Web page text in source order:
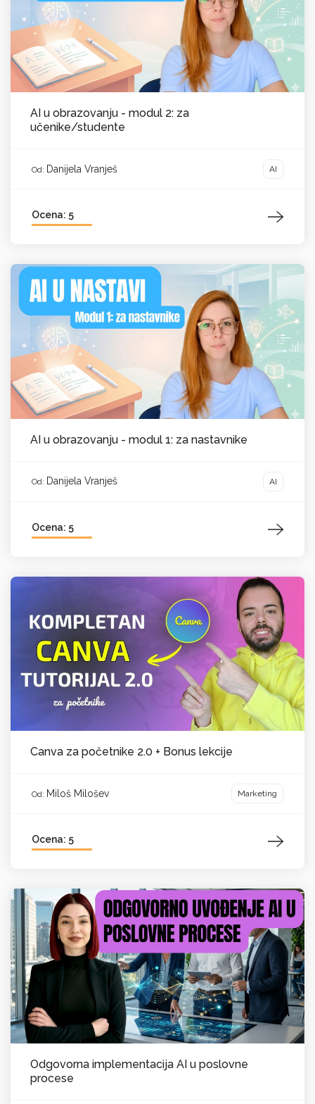
AI u obrazovanju - modul 2: za
učenike/studente
Od: Danijela Vranješ AI
Ocena: 5
AI u obrazovanju - modul 1: za nastavnike
Od: Danijela Vranješ AI
Ocena: 5
Canva za početnike 2.0 + Bonus lekcije
Od: Miloš Milošev Marketing
Ocena: 5
Odgovorna implementacija AI u poslovne
procese